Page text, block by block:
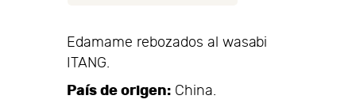
Edamame rebozados al wasabi
ITANG.
País de origen:China.